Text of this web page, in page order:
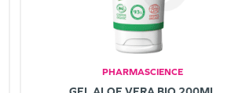
PHARMASCIENCE